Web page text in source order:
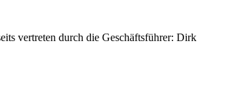
vertreten durch die Geschäftsführer: Dirk